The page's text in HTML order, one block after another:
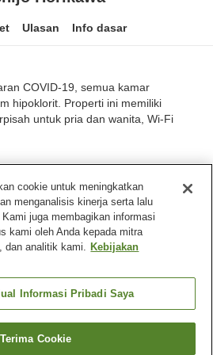
Ulasan Info dasar
COVID-19, semua kamar
hipoklorit. Properti ini memiliki
untuk pria dan wanita, Wi-Fi
Mesin penjual otomatis
Laundry berbayar
Cari kamar
cookie untuk meningkatkan
menganalisis kinerja serta lalu
juga membagikan informasi
kami oleh Anda kepada mitra
dan analitik kami. Kebijakan
Informasi Pribadi Saya
Terima Cookie